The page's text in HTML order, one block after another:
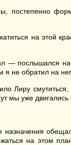
постепенно
на этой
— послышался
я не обратил на
Лиру смутиться,
мы уже двигались
назначения
на этом